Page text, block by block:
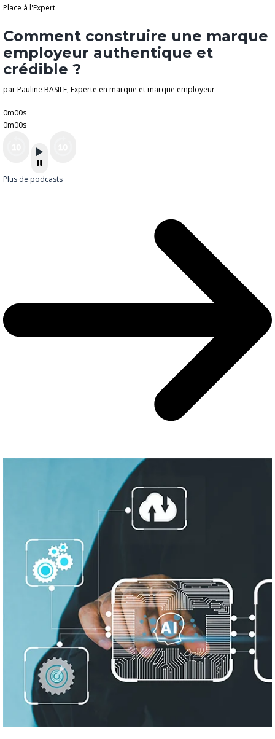
Place à l'Expert
Comment construire une marque
employeur authentique et
crédible ?
par Pauline BASILE, Experte en marque et marque employeur
0m00s
0m00s
Plus de podcasts